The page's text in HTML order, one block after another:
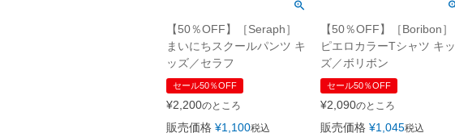
【50％OFF】［Seraph］
まいにちスクールパンツ キ
ッズ／セラフ
セール50％OFF
¥2,200のところ
販売価格 ¥1,100税込
【50％OFF】［Boribon］
ピエロカラーTシャツ キッ
ズ／ボリボン
セール50％OFF
¥2,090のところ
販売価格 ¥1,045税込